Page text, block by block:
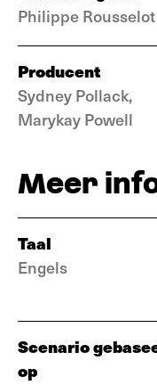
Philippe Rousselot
Producent
Sydney Pollack,
Marykay Powell
Meer
Taal
Engels
Scenario
op